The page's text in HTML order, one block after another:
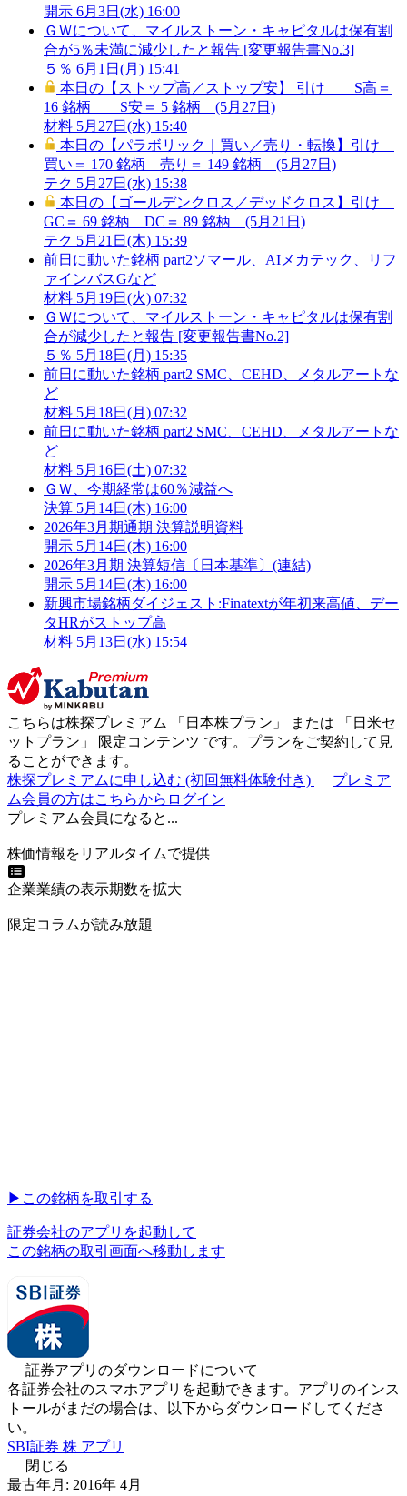
開示 6月3日(水) 16:00
ＧＷについて、マイルストーン・キャピタルは保有割
合が5％未満に減少したと報告 [変更報告書No.3]
５％ 6月1日(月) 15:41
本日の【ストップ高／ストップ安】 引け S高＝
16 銘柄 S安＝ 5 銘柄 (5月27日)
材料 5月27日(水) 15:40
本日の【パラボリック｜買い／売り・転換】引け
買い＝ 170 銘柄 売り＝ 149 銘柄 (5月27日)
テク 5月27日(水) 15:38
本日の【ゴールデンクロス／デッドクロス】引け
GC＝ 69 銘柄 DC＝ 89 銘柄 (5月21日)
テク 5月21日(木) 15:39
前日に動いた銘柄 part2ソマール、AIメカテック、リフ
ァインバスGなど
材料 5月19日(火) 07:32
ＧＷについて、マイルストーン・キャピタルは保有割
合が減少したと報告 [変更報告書No.2]
５％ 5月18日(月) 15:35
前日に動いた銘柄 part2 SMC、CEHD、メタルアートな
ど
材料 5月18日(月) 07:32
前日に動いた銘柄 part2 SMC、CEHD、メタルアートな
ど
材料 5月16日(土) 07:32
ＧＷ、今期経常は60％減益へ
決算 5月14日(木) 16:00
2026年3月期通期 決算説明資料
開示 5月14日(木) 16:00
2026年3月期 決算短信〔日本基準〕(連結)
開示 5月14日(木) 16:00
新興市場銘柄ダイジェスト:Finatextが年初来高値、デー
タHRがストップ高
材料 5月13日(水) 15:54
こちらは株探プレミアム 「 日本株プラン 」 または 「 日米セ
ットプラン 」 限定コンテンツ です。プランをご契約して見
ることができます。
株探プレミアムに申し込む (初回無料体験付き)
プレミア
ム会員の方はこちらからログイン
プレミアム会員になると...
株価情報をリアルタイムで提供
企業業績の表示期数を拡大
限定コラムが読み放題
▶︎ この銘柄を取引する
証券会社のアプリを起動して
この銘柄の取引画面へ移動します
証券アプリのダウンロードについて
各証券会社のスマホアプリを起動できます。アプリのインス
トールがまだの場合は、以下からダウンロードしてくださ
い。
SBI証券 株 アプリ
閉じる
最古年月: 2016年 4月